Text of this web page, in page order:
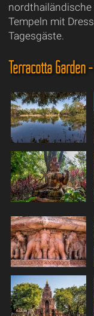
Tempeln mit
Tagesgäste.
Terracotta Garden